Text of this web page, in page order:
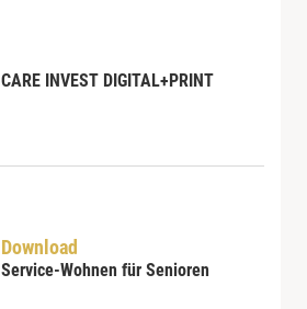
CARE INVEST DIGITAL+PRINT
Download
Service-Wohnen für Senioren